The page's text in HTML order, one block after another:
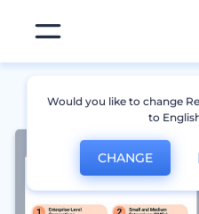
Would you like to change
to
CHANGE